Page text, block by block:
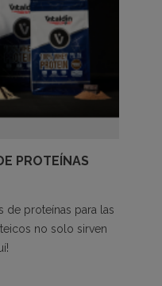
PROTEÍNAS
de proteínas para las
no solo sirven